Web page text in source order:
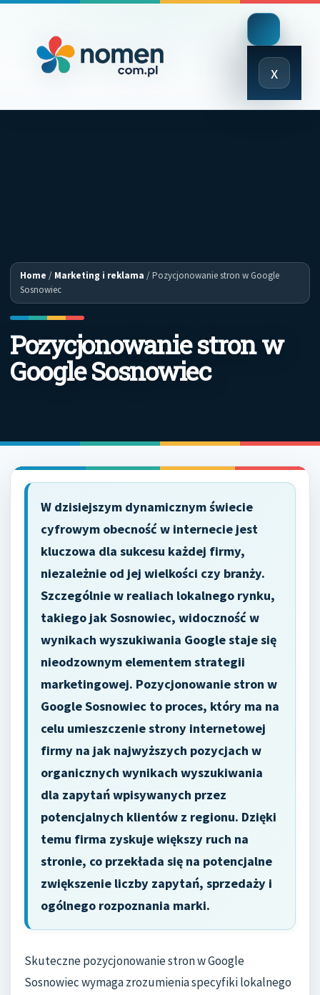
x
Close
Menu
Home / Marketing i reklama /Pozycjonowanie stron w Google
Sosnowiec
Pozycjonowanie stron w
Google Sosnowiec
W dzisiejszym dynamicznym świecie
cyfrowym obecność w internecie jest
kluczowa dla sukcesu każdej firmy,
niezależnie od jej wielkości czy branży.
Szczególnie w realiach lokalnego rynku,
takiego jak Sosnowiec, widoczność w
wynikach wyszukiwania Google staje się
nieodzownym elementem strategii
marketingowej. Pozycjonowanie stron w
Google Sosnowiec to proces, który ma na
celu umieszczenie strony internetowej
firmy na jak najwyższych pozycjach w
organicznych wynikach wyszukiwania
dla zapytań wpisywanych przez
potencjalnych klientów z regionu. Dzięki
temu firma zyskuje większy ruch na
stronie, co przekłada się na potencjalne
zwiększenie liczby zapytań, sprzedaży i
ogólnego rozpoznania marki.
Skuteczne pozycjonowanie stron w Google
Sosnowiec wymaga zrozumienia specyfiki lokalnego